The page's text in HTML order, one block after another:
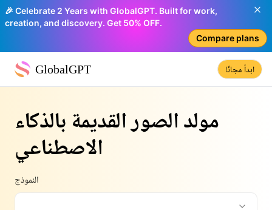
🎉 Celebrate 2 Years with GlobalGPT. Built for work,
creation, and discovery. Get 50% OFF.
Compare plans
GlobalGPT ابدأ مجانًا
مولد الصور القديمة بالذكاء
الاصطناعي
النموذج